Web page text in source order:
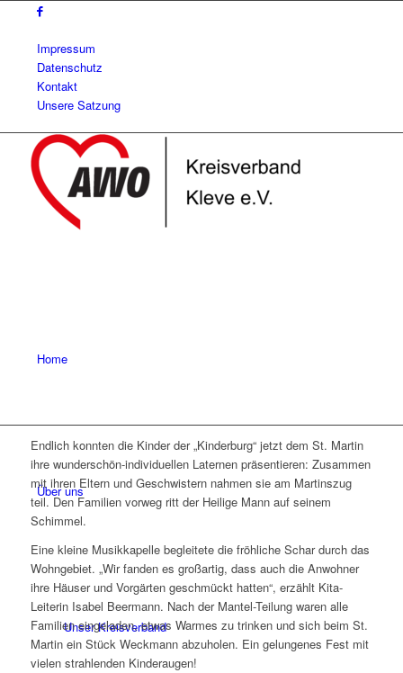
Impressum
Datenschutz
Kontakt
Unsere Satzung
Home
Über uns
Unser Kreisverband
Endlich konnten die Kinder der „Kinderburg“ jetzt dem St. Martin
ihre wunderschön-individuellen Laternen präsentieren: Zusammen
mit ihren Eltern und Geschwistern nahmen sie am Martinszug
teil. Den Familien vorweg ritt der Heilige Mann auf seinem
Schimmel.
Eine kleine Musikkapelle begleitete die fröhliche Schar durch das
Wohngebiet. „Wir fanden es großartig, dass auch die Anwohner
ihre Häuser und Vorgärten geschmückt hatten“, erzählt Kita-
Leiterin Isabel Beermann. Nach der Mantel-Teilung waren alle
Familien eingeladen, etwas Warmes zu trinken und sich beim St.
Martin ein Stück Weckmann abzuholen. Ein gelungenes Fest mit
vielen strahlenden Kinderaugen!